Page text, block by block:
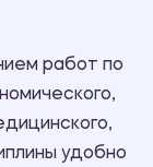
работ по
удобно